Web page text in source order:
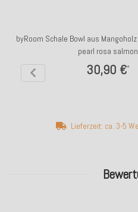
byRoom Schale Bowl aus Mangoholz
pearl rosa salmon
30,90 €*
Lieferzeit: ca. 3-5